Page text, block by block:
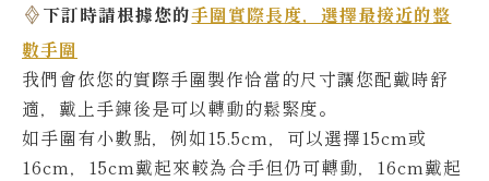
下訂時請根據您的手圍實際長度，選擇最接近的整
數手圍
我們會依您的實際手圍製作恰當的尺寸讓您配戴時舒
適，戴上手鍊後是可以轉動的鬆緊度。
如手圍有小數點，例如15.5cm，可以選擇15cm或
16cm，15cm戴起來較為合手但仍可轉動，16cm戴起